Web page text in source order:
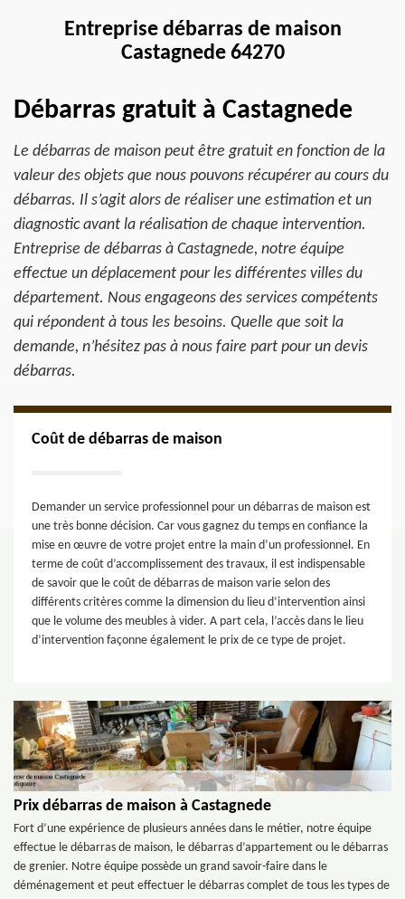
Entreprise débarras de maison
Castagnede 64270
Débarras gratuit à Castagnede
Le débarras de maison peut être gratuit en fonction de la
valeur des objets que nous pouvons récupérer au cours du
débarras. Il s’agit alors de réaliser une estimation et un
diagnostic avant la réalisation de chaque intervention.
Entreprise de débarras à Castagnede, notre équipe
effectue un déplacement pour les différentes villes du
département. Nous engageons des services compétents
qui répondent à tous les besoins. Quelle que soit la
demande, n’hésitez pas à nous faire part pour un devis
débarras.
Coût de débarras de maison
Demander un service professionnel pour un débarras de maison est
une très bonne décision. Car vous gagnez du temps en confiance la
mise en œuvre de votre projet entre la main d’un professionnel. En
terme de coût d’accomplissement des travaux, il est indispensable
de savoir que le coût de débarras de maison varie selon des
différents critères comme la dimension du lieu d’intervention ainsi
que le volume des meubles à vider. A part cela, l’accès dans le lieu
d’intervention façonne également le prix de ce type de projet.
Prix débarras de maison à Castagnede
Fort d’une expérience de plusieurs années dans le métier, notre équipe
effectue le débarras de maison, le débarras d’appartement ou le débarras
de grenier. Notre équipe possède un grand savoir-faire dans le
déménagement et peut effectuer le débarras complet de tous les types de